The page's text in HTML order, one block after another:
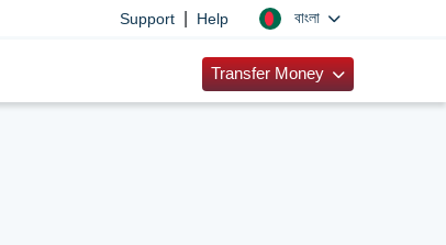
Support Help বাংলা
Transfer Money